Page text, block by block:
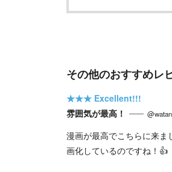
その他のおすすめレ
★★★ Excellent!!!
雰囲気が最高！
漫画が最高でこちらに来ま
画化しているのですね！👍